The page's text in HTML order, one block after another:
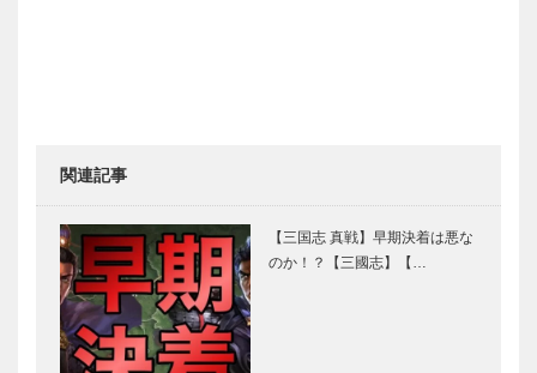
関連記事
【三国志 真戦】早期決着は悪な
のか！？【三國志】【…